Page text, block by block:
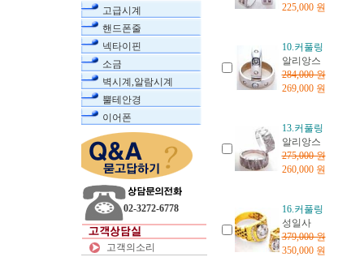
고급시계
핸드폰줄
넥타이핀
소금
벽시계,알람시계
뿔테안경
이어폰
02-3272-6778
고객의소리
225,000 원
10.커풀링
알리앙스
284,000 원
269,000 원
13.커풀링
알리앙스
275,000 원
260,000 원
16.커풀링
성일사
379,000 원
350,000 원